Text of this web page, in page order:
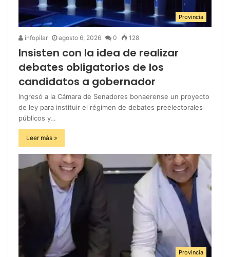
Provincia
infopilar agosto 6, 2026 0 128
Insisten con la idea de realizar
debates obligatorios de los
candidatos a gobernador
Ingresó a la Cámara de Senadores bonaerense un proyecto
de ley para instituir el régimen de debates preelectorales
públicos y…
Leer más »
Provincia